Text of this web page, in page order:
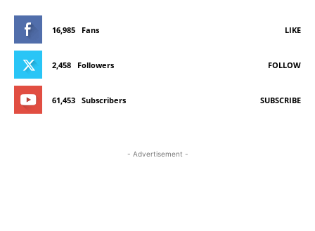
16,985 Fans LIKE
2,458 Followers FOLLOW
61,453 Subscribers SUBSCRIBE
- Advertisement -